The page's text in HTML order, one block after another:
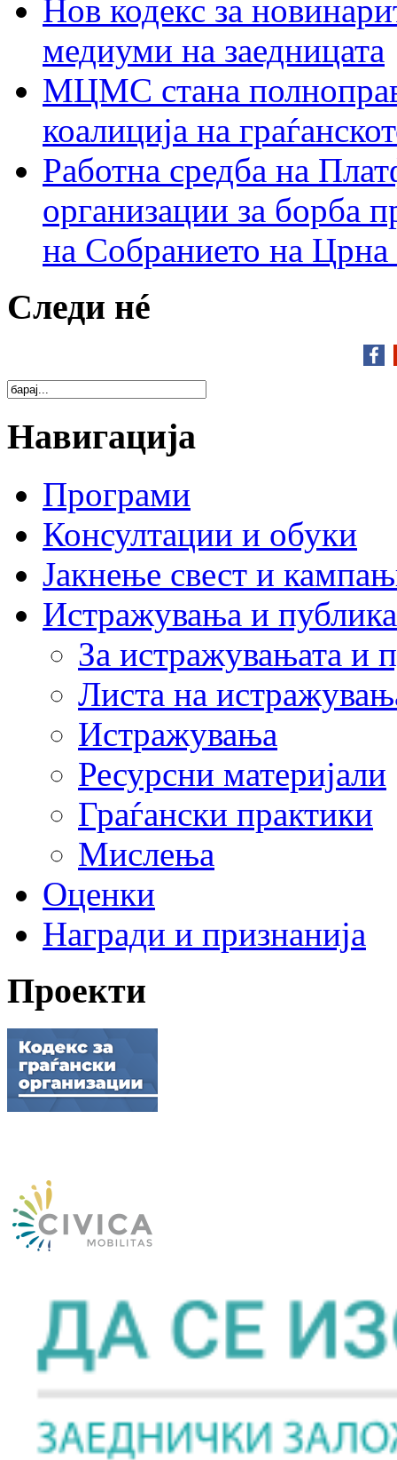
Нов кодекс за
медиуми на заедницата
МЦМС стана
коалиција на
Работна средба на
организации за борба
на Собранието на Црна
Следи нé
Навигација
Програми
Консултации и обуки
Јакнење свест и
Истражувања и
За истражувањата и
Листа на
Истражувања
Ресурсни материјали
Граѓански практики
Мислења
Оценки
Награди и признанија
Проекти